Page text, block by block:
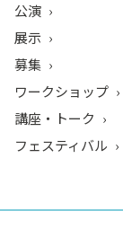
公演
展示
募集
ワークショップ
講座・トーク
フェスティバル